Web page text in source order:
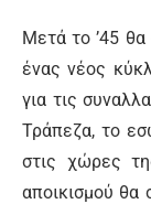
Μετά το ’45 θα
ένας νέος
για τις
Τράπεζα, το
στις χώρες
αποικισμού